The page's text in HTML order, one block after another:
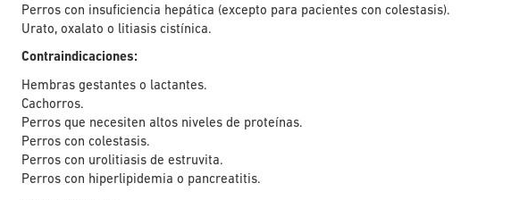
Perros con insuficiencia hepática (excepto para pacientes con colestasis).
Urato, oxalato o litiasis cistínica.
Contraindicaciones:
Hembras gestantes o lactantes.
Cachorros.
Perros que necesiten altos niveles de proteínas.
Perros con colestasis.
Perros con urolitiasis de estruvita.
Perros con hiperlipidemia o pancreatitis.